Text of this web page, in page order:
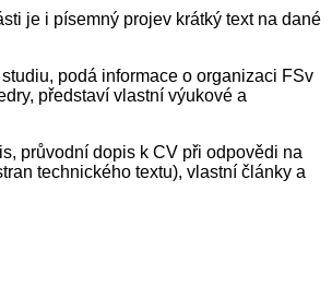
je i písemný projev krátký text na dané
podá informace o organizaci FSv
představí vlastní výukové a
průvodní dopis k CV při odpovědi na
technického textu), vlastní články a